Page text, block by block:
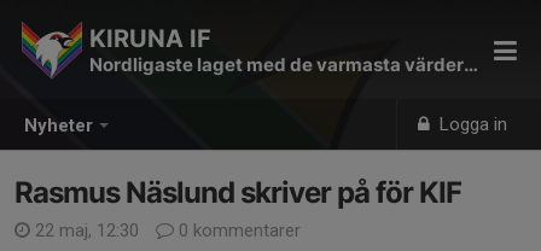
Nyheter Logga in
KIRUNA IF
Nordligaste laget med de varmasta värderingarna
Rasmus Näslund skriver på för KIF
22 maj, 12:30 0 kommentarer